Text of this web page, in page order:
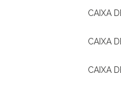
CAIXA
CAIXA
CAIXA